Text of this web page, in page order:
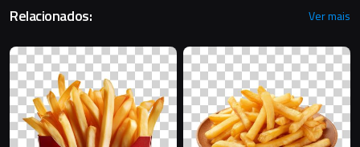
Relacionados: Ver mais